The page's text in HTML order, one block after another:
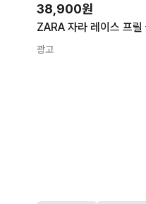
38,900원
광고